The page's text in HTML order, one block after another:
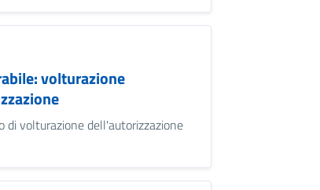
volturazione
di volturazione dell'autorizzazione